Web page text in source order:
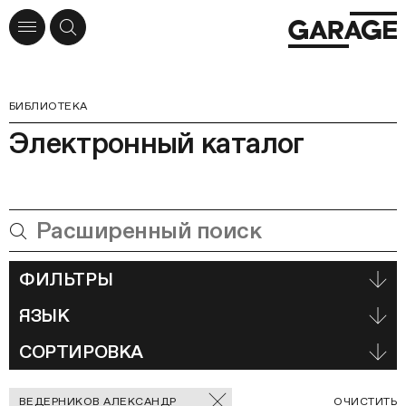
БИБЛИОТЕКА
Электронный каталог
ФИЛЬТРЫ
ЯЗЫК
СОРТИРОВКА
Отмеченные
ВЕДЕРНИКОВ АЛЕКСАНДР ОЧИСТИТЬ